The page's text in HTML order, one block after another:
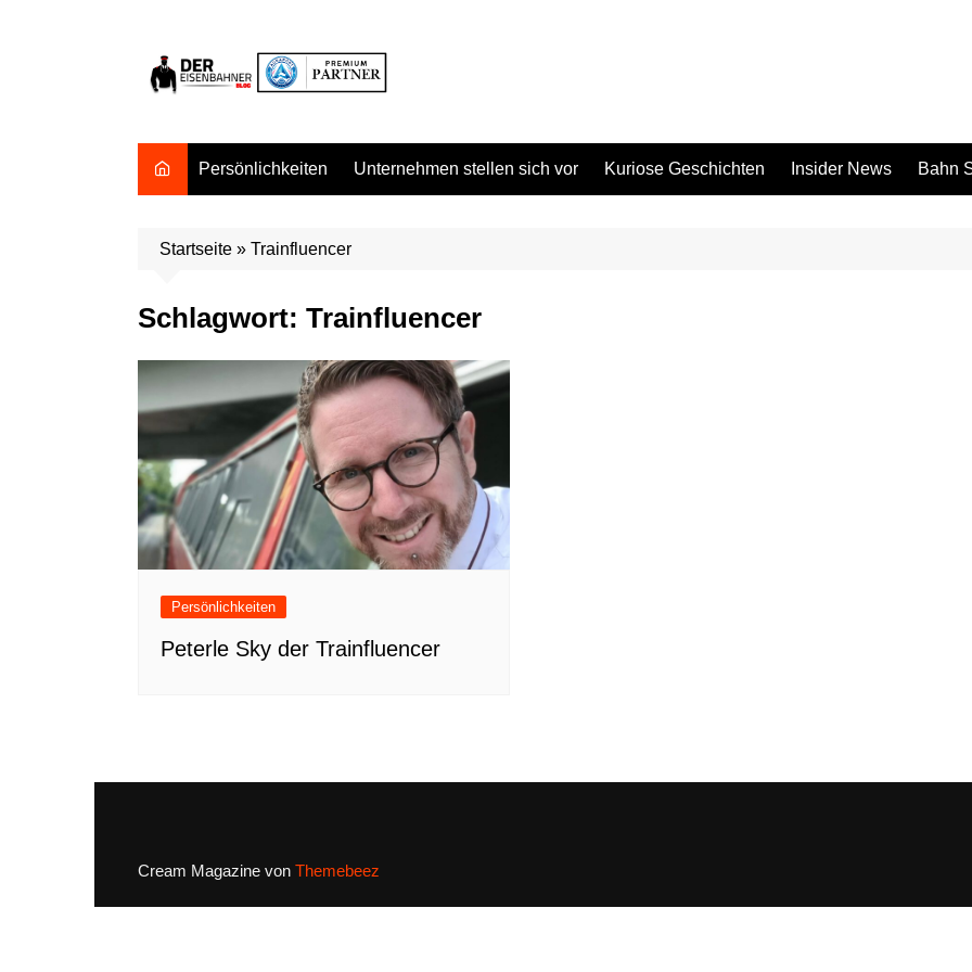
Persönlichkeiten Unternehmen stellen sich vor Kuriose Geschichten Insider News Bahn
Startseite » Trainfluencer
Schlagwort: Trainfluencer
Persönlichkeiten
Peterle Sky der Trainfluencer
Cream Magazine von Themebeez